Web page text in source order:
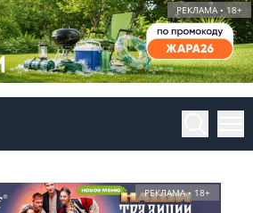
РЕКЛАМА • 18+
РЕКЛАМА • 18+